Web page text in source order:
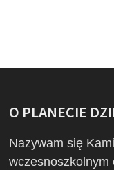
O PLANECIE
Nazywam się
wczesnoszkolnym